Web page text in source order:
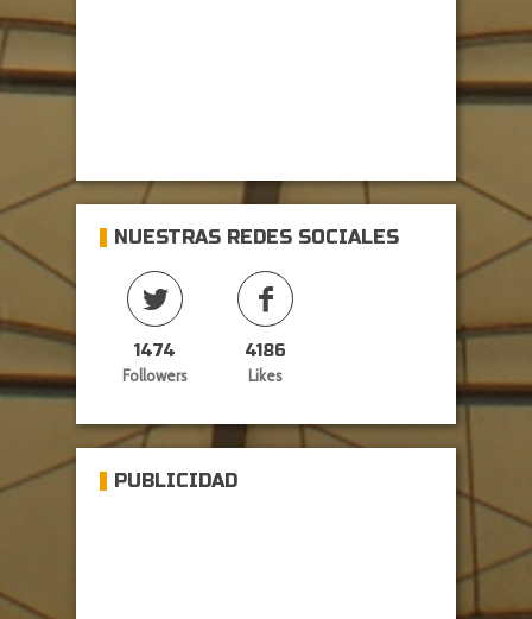
NUESTRAS REDES SOCIALES
1474
Followers
4186
Likes
PUBLICIDAD